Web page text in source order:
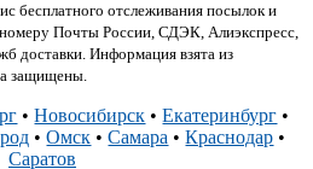
бесплатного отслеживания посылок и
Почты России, СДЭК, Алиэкспресс,
доставки. Информация взята из
защищены.
•Новосибирск •Екатеринбург •
•Омск •Самара •Краснодар •
Саратов